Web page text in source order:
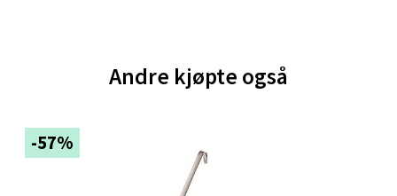
Andre kjøpte også
-57%
Sandvika - Thon Senter Sandvika